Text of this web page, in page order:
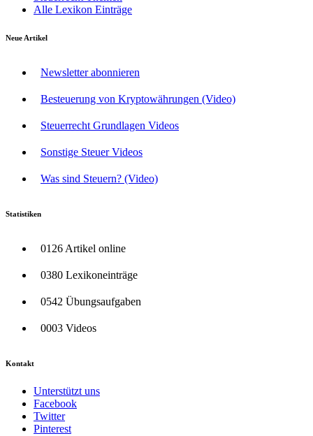
Alle Lexikon Einträge
Neue Artikel
Newsletter abonnieren
Besteuerung von Kryptowährungen (Video)
Steuerrecht Grundlagen Videos
Sonstige Steuer Videos
Was sind Steuern? (Video)
Statistiken
0126 Artikel online
0380 Lexikoneinträge
0542 Übungsaufgaben
0003 Videos
Kontakt
Unterstützt uns
Facebook
Twitter
Pinterest